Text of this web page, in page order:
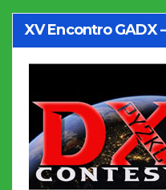
XV Encontro GADX